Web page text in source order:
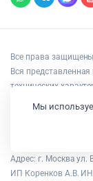
Все права
Вся
технических
возможностей
услуг, носит
является
Адрес: г. Москва ул.
ИП Коренков А.В.
Мы